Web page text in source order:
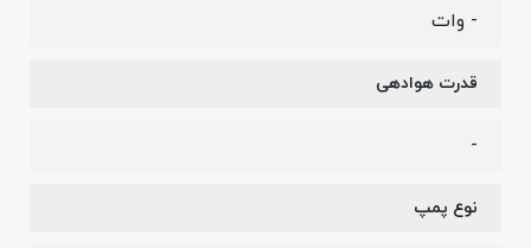
- وات
قدرت هوادهی
-
نوع پمپ